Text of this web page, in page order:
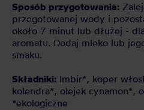
Sposób przygotowania:
przegotowanej wody i
około 7 minut lub dłużej -
aromatu. Dodaj mleko lub
smaku.
Składniki: Imbir*, koper
kolendra*, olejek cynamon*,
*ekologiczne